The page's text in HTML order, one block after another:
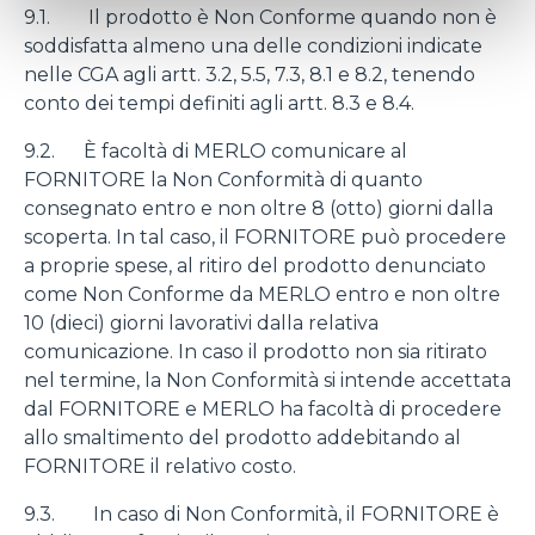
9.1. Il prodotto è Non Conforme quando non è
soddisfatta almeno una delle condizioni indicate
nelle CGA agli artt. 3.2, 5.5, 7.3, 8.1 e 8.2, tenendo
conto dei tempi definiti agli artt. 8.3 e 8.4.
9.2. È facoltà di MERLO comunicare al
FORNITORE la Non Conformità di quanto
consegnato entro e non oltre 8 (otto) giorni dalla
scoperta. In tal caso, il FORNITORE può procedere
a proprie spese, al ritiro del prodotto denunciato
come Non Conforme da MERLO entro e non oltre
10 (dieci) giorni lavorativi dalla relativa
comunicazione. In caso il prodotto non sia ritirato
nel termine, la Non Conformità si intende accettata
dal FORNITORE e MERLO ha facoltà di procedere
allo smaltimento del prodotto addebitando al
FORNITORE il relativo costo.
9.3. In caso di Non Conformità, il FORNITORE è